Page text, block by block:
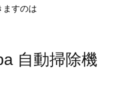
すのは
自動掃除機